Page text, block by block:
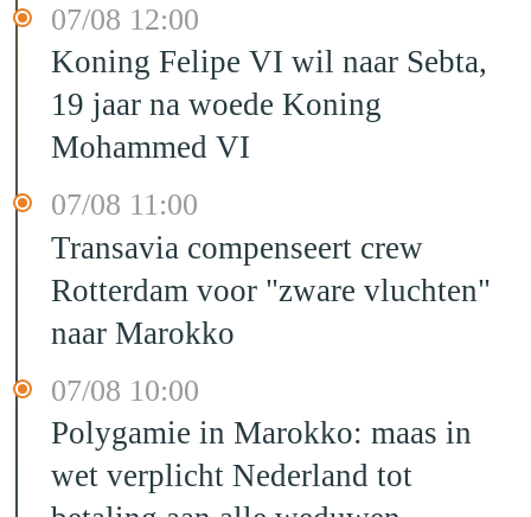
07/08 12:00
Koning Felipe VI wil naar Sebta,
19 jaar na woede Koning
Mohammed VI
07/08 11:00
Transavia compenseert crew
Rotterdam voor "zware vluchten"
naar Marokko
07/08 10:00
Polygamie in Marokko: maas in
wet verplicht Nederland tot